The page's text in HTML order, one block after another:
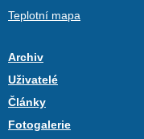
Teplotní mapa
Archiv
Uživatelé
Články
Fotogalerie